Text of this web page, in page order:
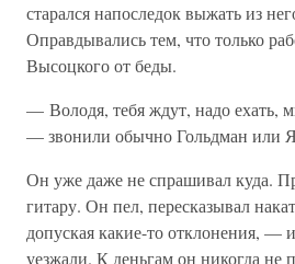
старался напоследок выжать из
Оправдывались тем, что только
Высоцкого от беды.
— Володя, тебя ждут, надо ехать,
— звонили обычно Гольдман или
Он уже даже не спрашивал куда.
гитару. Он пел, пересказывал
допуская какие-то отклонения, —
уезжали. К деньгам он никогда не